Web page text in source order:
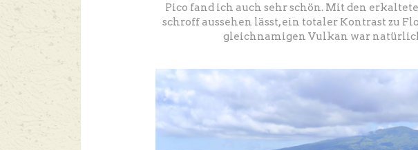
Pico fand ich auch sehr schön. Mit den
schroff aussehen lässt, ein totaler Kontrast zu
gleichnamigen Vulkan war